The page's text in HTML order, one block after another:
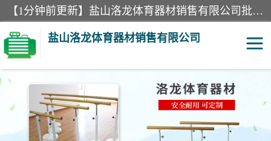
【1分钟前更新】盐山洛龙体育器材销售有限公司批量供应：300米障碍器材、400米障碍器材、部队训练器材、双杠、体操垫、舞蹈把杆等产品。盐山洛龙体育器材销售有限公司经过多年的发展，集研发，生产，销售，售后服务为一体. 奉行“质量，信誉，服务”的宗旨，以开拓创新的精神和真诚守信的态度积极进取。
盐山洛龙体育器材销售有限公司
单双杠 舞蹈把杆
400米障碍器材 体操垫